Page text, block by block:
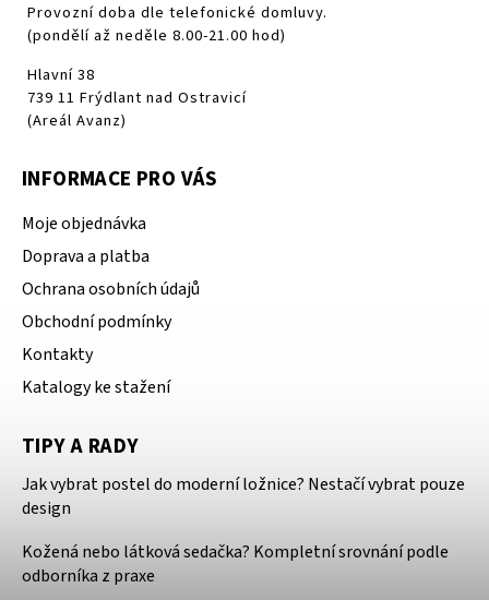
Provozní doba dle telefonické domluvy.
(pondělí až neděle 8.00-21.00 hod)
Hlavní 38
739 11 Frýdlant nad Ostravicí
(Areál Avanz)
INFORMACE PRO VÁS
Moje objednávka
Doprava a platba
Ochrana osobních údajů
Obchodní podmínky
Kontakty
Katalogy ke stažení
TIPY A RADY
Jak vybrat postel do moderní ložnice? Nestačí vybrat pouze
design
Kožená nebo látková sedačka? Kompletní srovnání podle
odborníka z praxe